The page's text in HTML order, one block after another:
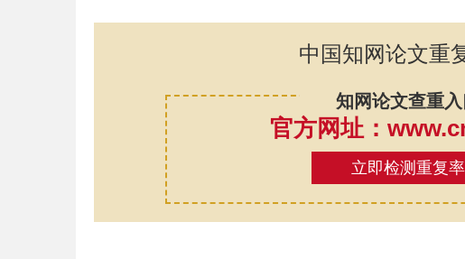
中国知网论文重
知网论文查重
官方网址：
立即检测重复率